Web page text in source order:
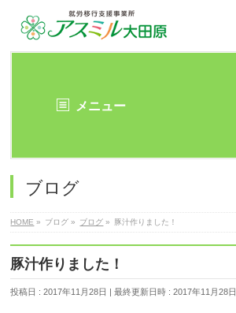
メニュー
ブログ
HOME » ブログ » ブログ » 豚汁作りました！
豚汁作りました！
投稿日 : 2017年11月28日 最終更新日時 : 2017年11月28日